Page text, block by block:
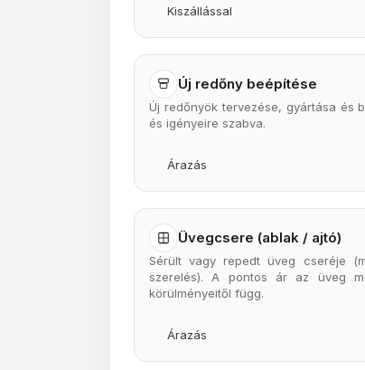
Kiszállással
Új redőny beépítése
Új redőnyök tervezése, gyártása és
és igényeire szabva.
Árazás
Üvegcsere (ablak / ajtó)
Sérült vagy repedt üveg cseréje
szerelés). A pontos ár az üveg
körülményeitől függ.
Árazás